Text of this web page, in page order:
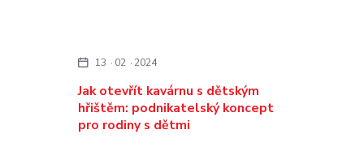
Jak otevřít kavárnu s dětským
hřištěm: podnikatelský koncept
pro rodiny s dětmi
13 02 2024